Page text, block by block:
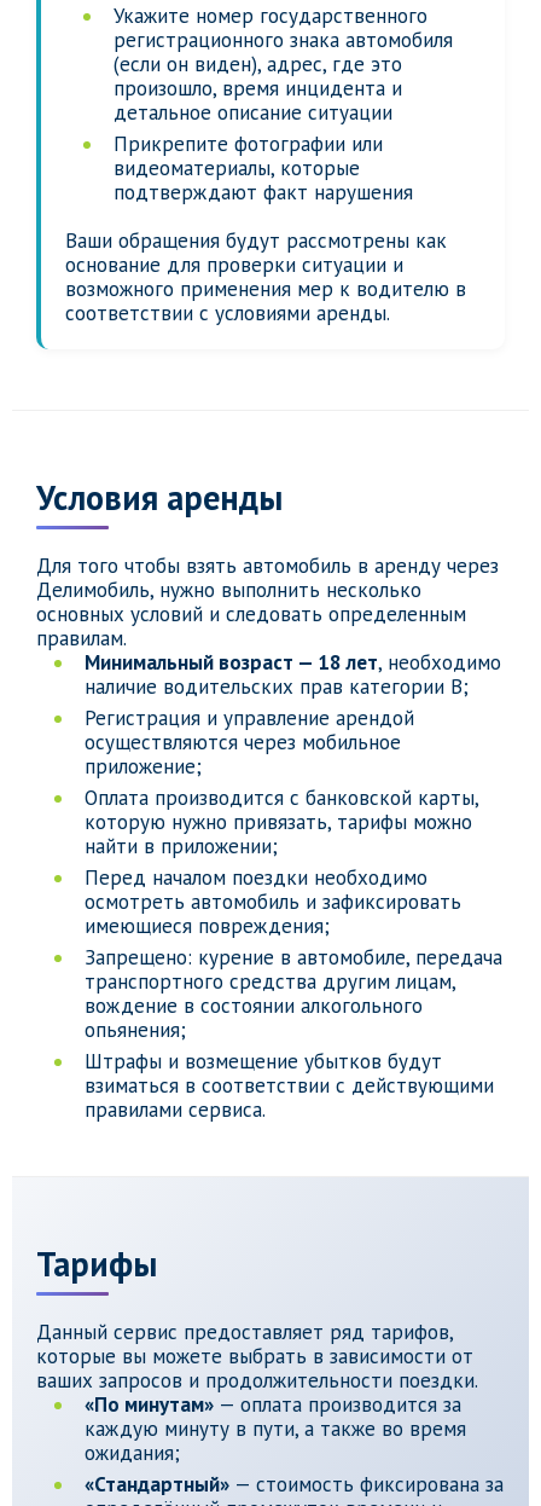
Укажите номер государственного
регистрационного знака автомобиля
(если он виден), адрес, где это
произошло, время инцидента и
детальное описание ситуации
Прикрепите фотографии или
видеоматериалы, которые
подтверждают факт нарушения
Ваши обращения будут рассмотрены как
основание для проверки ситуации и
возможного применения мер к водителю в
соответствии с условиями аренды.
Условия аренды
Для того чтобы взять автомобиль в аренду через
Делимобиль, нужно выполнить несколько
основных условий и следовать определенным
правилам.
Минимальный возраст — 18 лет, необходимо
наличие водительских прав категории B;
Регистрация и управление арендой
осуществляются через мобильное
приложение;
Оплата производится с банковской карты,
которую нужно привязать, тарифы можно
найти в приложении;
Перед началом поездки необходимо
осмотреть автомобиль и зафиксировать
имеющиеся повреждения;
Запрещено: курение в автомобиле, передача
транспортного средства другим лицам,
вождение в состоянии алкогольного
опьянения;
Штрафы и возмещение убытков будут
взиматься в соответствии с действующими
правилами сервиса.
Тарифы
Данный сервис предоставляет ряд тарифов,
которые вы можете выбрать в зависимости от
ваших запросов и продолжительности поездки.
«По минутам» — оплата производится за
каждую минуту в пути, а также во время
ожидания;
«Стандартный» — стоимость фиксирована за